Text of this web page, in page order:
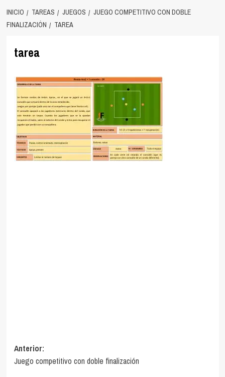
INICIO TAREAS JUEGOS
JUEGO COMPETITIVO CON DOBLE
FINALIZACIÓN
TAREA
tarea
Navegación
de
Anterior:
Juego competitivo con doble finalización